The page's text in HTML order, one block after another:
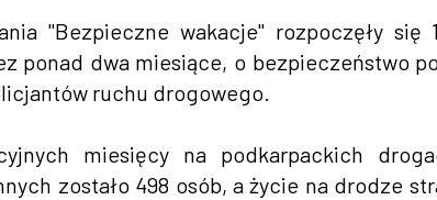
"Bezpieczne wakacje" rozpoczęły
ponad dwa miesiące, o bezpieczeństwo
ruchu drogowego.
miesięcy na podkarpackich
zostało 498 osób, a życie na drodze